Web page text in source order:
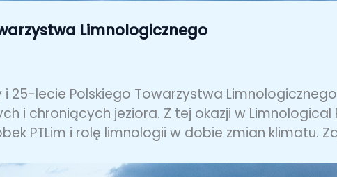
Limnologicznego
i 25-lecie Polskiego Towarzystwa
i chroniących jeziora. Z tej okazji w Limnological
PTLim i rolę limnologii w dobie zmian klimatu.